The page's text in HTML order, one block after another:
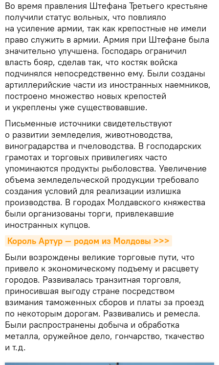
Во время правления Штефана Третьего крестьяне
получили статус вольных, что повлияло
на усиление армии, так как крепостные не имели
право служить в армии. Армия при Штефане была
значительно улучшена. Господарь ограничил
власть бояр, сделав так, что костяк войска
подчинялся непосредственно ему. Были созданы
артиллерийские части из иностранных наемников,
построено множество новых крепостей
и укреплены уже существовавшие.
Письменные источники свидетельствуют
о развитии земледелия, животноводства,
виноградарства и пчеловодства. В господарских
грамотах и торговых привилегиях часто
упоминаются продукты рыболовства. Увеличение
объема земледельческой продукции требовало
создания условий для реализации излишка
производства. В городах Молдавского княжества
были организованы торги, привлекавшие
иностранных купцов.
Король Артур — родом из Молдовы >>>
Были возрождены великие торговые пути, что
привело к экономическому подъему и расцвету
городов. Развивалась транзитная торговля,
приносившая выгоду стране посредством
взимания таможенных сборов и платы за проезд
по некоторым дорогам. Развивались и ремесла.
Были распространены добыча и обработка
металла, оружейное дело, гончарство, ткачество
и т.д.